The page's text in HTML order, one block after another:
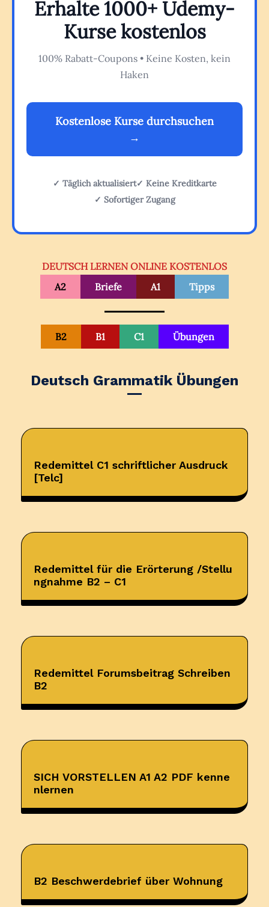
Erhalte 1000+ Udemy-
Kurse kostenlos
100% Rabatt-Coupons • Keine Kosten, kein
Haken
Kostenlose Kurse durchsuchen
→
✓ Täglich aktualisiert✓ Keine Kreditkarte
✓ Sofortiger Zugang
DEUTSCH LERNEN ONLINE KOSTENLOS
A2
Briefe A1 Tipps
B2 B1 C1 Übungen
Deutsch Grammatik Übungen
Redemittel C1 schriftlicher Ausdruck
[Telc]
Redemittel für die Erörterung /Stellu
ngnahme B2 – C1
Redemittel Forumsbeitrag Schreiben
B2
SICH VORSTELLEN A1 A2 PDF kenne
nlernen
B2 Beschwerdebrief über Wohnung